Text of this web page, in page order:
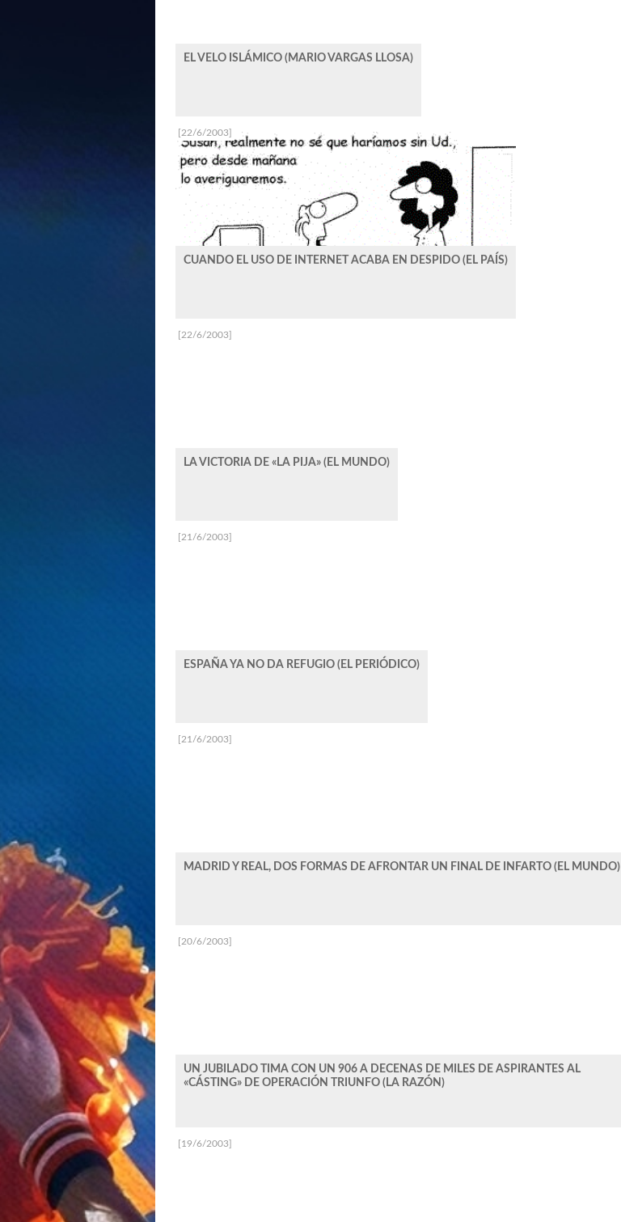
EL VELO ISLÁMICO (MARIO VARGAS LLOSA)
CUANDO EL USO DE INTERNET ACABA EN DESPIDO (EL PAÍS)
[22/6/2003]
LA VICTORIA DE «LA PIJA» (EL MUNDO)
[22/6/2003]
ESPAÑA YA NO DA REFUGIO (EL PERIÓDICO)
[21/6/2003]
MADRID Y REAL, DOS FORMAS DE AFRONTAR UN FINAL DE INFARTO (EL MUNDO)
[21/6/2003]
UN JUBILADO TIMA CON UN 906 A DECENAS DE MILES DE ASPIRANTES AL
«CÁSTING» DE OPERACIÓN TRIUNFO (LA RAZÓN)
[20/6/2003]
[19/6/2003]